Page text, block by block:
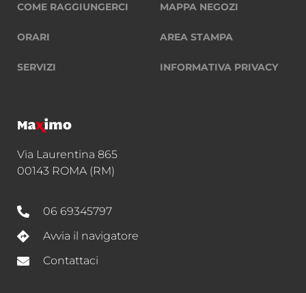
COME RAGGIUNGERCI
ORARI
SERVIZI
MAPPA NEGOZI
AREA STAMPA
INFORMATIVA PRIVACY
Via Laurentina 865
00143 ROMA (RM)
06 69345797
Avvia il navigatore
Contattaci